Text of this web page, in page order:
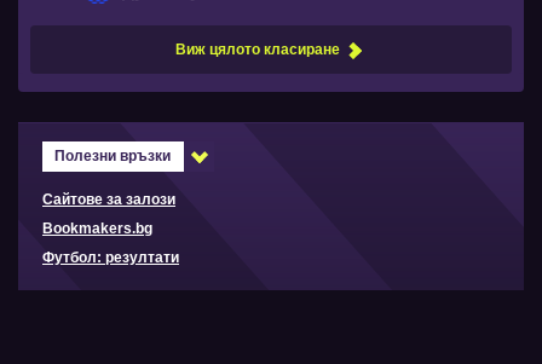
Виж цялото класиране
Полезни връзки
Сайтове за залози
Bookmakers.bg
Футбол: резултати